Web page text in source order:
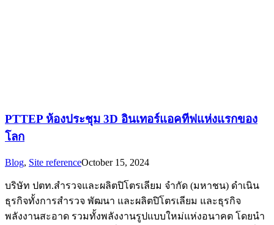
PTTEP ห้องประชุม 3D อินเทอร์แอคทีฟแห่งแรกของ
โลก
Blog, Site referenceOctober 15, 2024
บริษัท ปตท.สำรวจและผลิตปิโตรเลียม จำกัด (มหาชน) ดำเนิน
ธุรกิจทั้งการสำรวจ พัฒนา และผลิตปิโตรเลียม และธุรกิจ
พลังงานสะอาด รวมทั้งพลังงานรูปแบบใหม่แห่งอนาคต โดยนำ